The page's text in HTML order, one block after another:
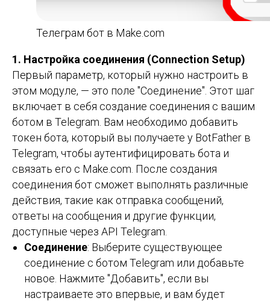
Телеграм бот в Make.com
1. Настройка соединения (Connection Setup)
Первый параметр, который нужно настроить в
этом модуле, — это поле "Соединение". Этот шаг
включает в себя создание соединения с вашим
ботом в Telegram. Вам необходимо добавить
токен бота, который вы получаете у BotFather в
Telegram, чтобы аутентифицировать бота и
связать его с Make.com. После создания
соединения бот сможет выполнять различные
действия, такие как отправка сообщений,
ответы на сообщения и другие функции,
доступные через API Telegram.
Соединение: Выберите существующее
соединение с ботом Telegram или добавьте
новое. Нажмите "Добавить", если вы
настраиваете это впервые, и вам будет